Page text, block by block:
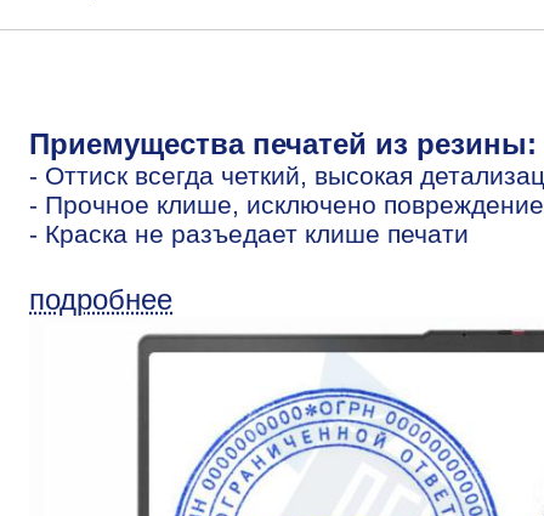
Приемущества печатей из резины:
- Оттиск всегда четкий, высокая
- Прочное клише, исключено
- Краска не разъедает клише печати
подробнее